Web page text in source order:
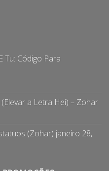
Tu: Código Para
a Letra Hei) – Zohar
(Zohar) janeiro 28,